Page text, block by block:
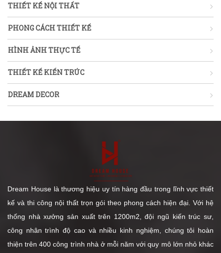
THIẾT KẾ NỘI THẤT
PHONG CÁCH THIẾT KẾ
HÌNH ẢNH THỰC TẾ
THIẾT KẾ KIẾN TRÚC
DREAM DECOR
Dream House là thương hiệu uy tín hàng đầu trong lĩnh vực thiết
kế và thi công nội thất trọn gói theo phong cách hiện đại. Với hệ
thống nhà xưởng sản xuất trên 1200m2, đội ngũ kiến trúc sư,
công nhân trình độ cao và nhiều kinh nghiệm, chúng tôi hoàn
thiện trên 400 công trình nhà ở mỗi năm với quy mô lớn nhỏ khác